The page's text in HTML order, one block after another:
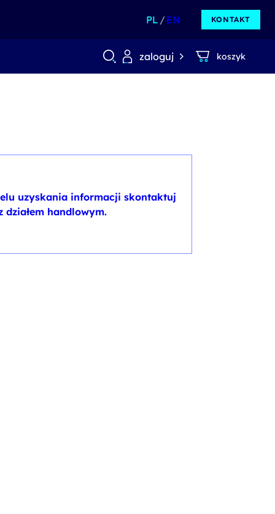
PL EN KONTAKT
zaloguj koszyk
uzyskania informacji skontaktuj
działem handlowym.